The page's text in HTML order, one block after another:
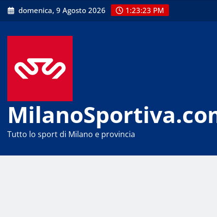
Skip
to
domenica, 9 Agosto 2026 1:23:23 PM
Tutto lo sport di Milano e provincia